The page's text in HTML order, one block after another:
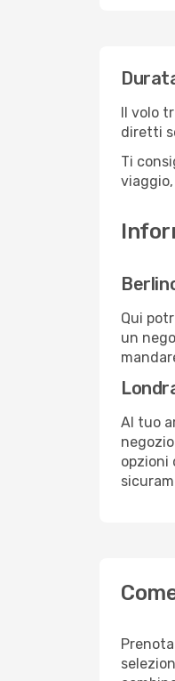
Il volo
diretti
Ti
Qui
un
Al tuo
opzioni